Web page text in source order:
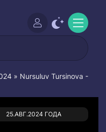
» Nursuluv Tursinova -
25.АВГ.2024 ГОДА
0